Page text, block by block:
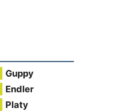
Guppy
Endler
Platy